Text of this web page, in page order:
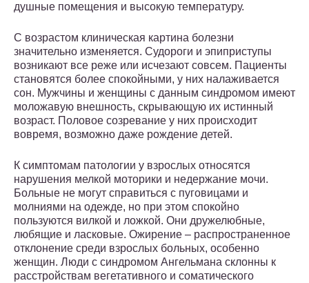
душные помещения и высокую температуру.
С возрастом клиническая картина болезни
значительно изменяется. Судороги и эпиприступы
возникают все реже или исчезают совсем. Пациенты
становятся более спокойными, у них налаживается
сон. Мужчины и женщины с данным синдромом имеют
моложавую внешность, скрывающую их истинный
возраст. Половое созревание у них происходит
вовремя, возможно даже рождение детей.
К симптомам патологии у взрослых относятся
нарушения мелкой моторики и недержание мочи.
Больные не могут справиться с пуговицами и
молниями на одежде, но при этом спокойно
пользуются вилкой и ложкой. Они дружелюбные,
любящие и ласковые. Ожирение – распространенное
отклонение среди взрослых больных, особенно
женщин. Люди с синдромом Ангельмана склонны к
расстройствам вегетативного и соматического